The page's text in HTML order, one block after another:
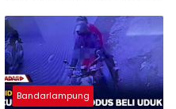
Bandarlampung